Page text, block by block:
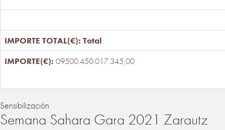
Total:
09500.450.017.345,00
Sensibilización
Semana Sahara Gara 2021 Zarautz